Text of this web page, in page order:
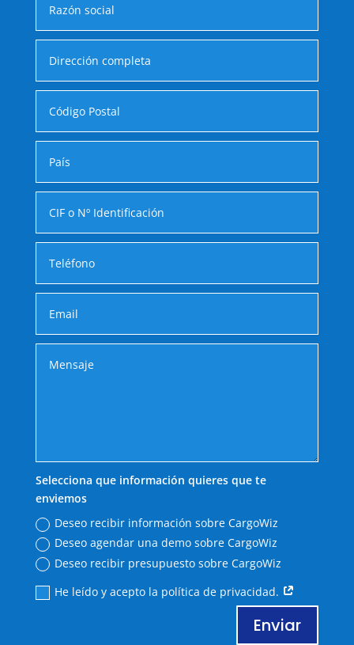
Selecciona que información quieres que te
enviemos
Deseo recibir información sobre CargoWiz
Deseo agendar una demo sobre CargoWiz
Deseo recibir presupuesto sobre CargoWiz
He leído y acepto la política de privacidad.
Enviar